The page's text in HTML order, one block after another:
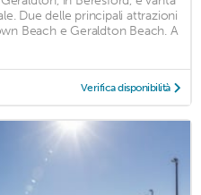
Due delle principali attrazioni
Beach e Geraldton Beach. A
Verifica disponibilità